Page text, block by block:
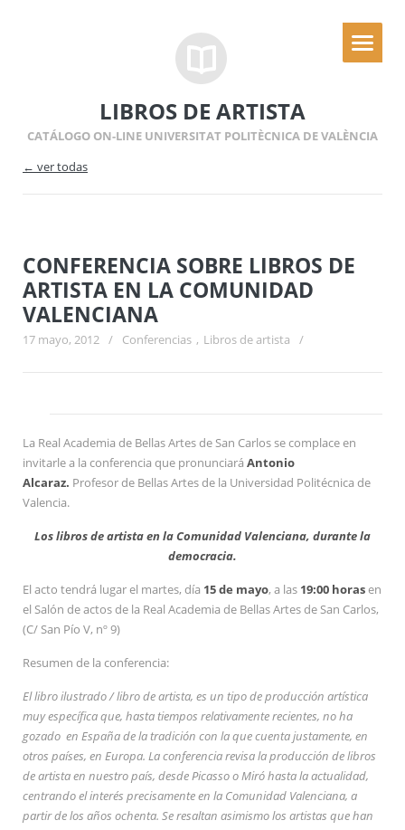
LIBROS DE ARTISTA
CATÁLOGO ON-LINE UNIVERSITAT POLITÈCNICA DE VALÈNCIA
← ver todas
CONFERENCIA SOBRE LIBROS DE
ARTISTA EN LA COMUNIDAD
VALENCIANA
17 mayo, 2012 / Conferencias , Libros de artista /
La Real Academia de Bellas Artes de San Carlos se complace en
invitarle a la conferencia que pronunciará Antonio
Alcaraz. Profesor de Bellas Artes de la Universidad Politécnica de
Valencia.
Los libros de artista en la Comunidad Valenciana, durante la
democracia.
El acto tendrá lugar el martes, día 15 de mayo, a las 19:00 horasen
el Salón de actos de la Real Academia de Bellas Artes de San Carlos,
(C/ San Pío V, nº 9)
Resumen de la conferencia:
El libro ilustrado / libro de artista, es un tipo de producción artística
muy específica que, hasta tiempos relativamente recientes, no ha
gozado en España de la tradición con la que cuenta justamente, en
otros países, en Europa. La conferencia revisa la producción de libros
de artista en nuestro país, desde Picasso o Miró hasta la actualidad,
centrando el interés precisamente en la Comunidad Valenciana, a
partir de los años ochenta. Se resaltan asimismo los artistas que han